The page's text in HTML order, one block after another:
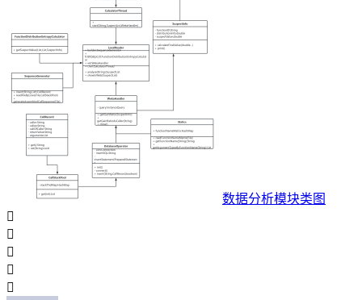
数据分析模块类图




